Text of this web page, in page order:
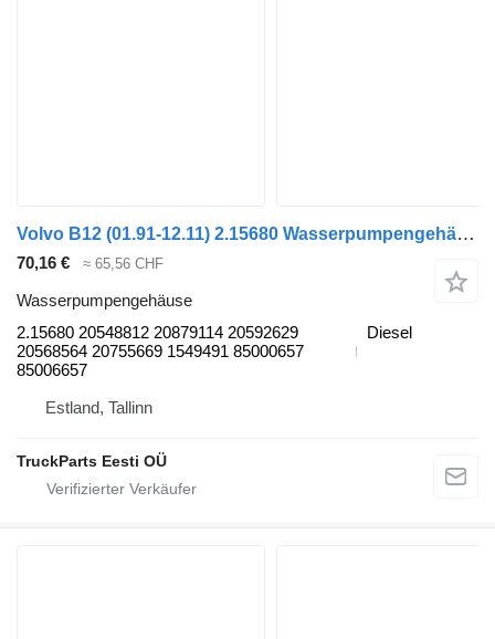
Volvo B12 (01.91-12.11) 2.15680 Wasserpumpengehäuse für Volvo B6, B7, B9, B10, B12 bus (1978-2011)
70,16 € ≈ 65,56 CHF
Wasserpumpengehäuse
2.15680 20548812 20879114 20592629
20568564 20755669 1549491 85000657
85006657
Diesel
Estland, Tallinn
TruckParts Eesti OÜ